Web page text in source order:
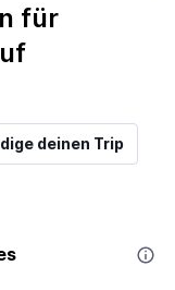
für
deinen Trip